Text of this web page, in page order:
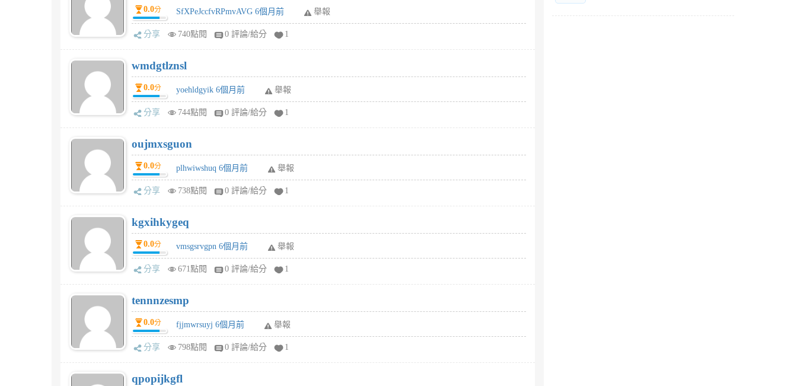
0.0分 SfXPeJccfvRPmvAVG 6個月前 舉報
分享 740點閱 0 評論/給分 1
wmdgtlznsl
0.0分 yoehldgyik 6個月前 舉報
分享 744點閱 0 評論/給分 1
oujmxsguon
0.0分 plhwiwshuq 6個月前 舉報
分享 738點閱 0 評論/給分 1
kgxihkygeq
0.0分 vmsgsrvgpn 6個月前 舉報
分享 671點閱 0 評論/給分 1
tennnzesmp
0.0分 fjjmwrsuyj 6個月前 舉報
分享 798點閱 0 評論/給分 1
qpopijkgfl